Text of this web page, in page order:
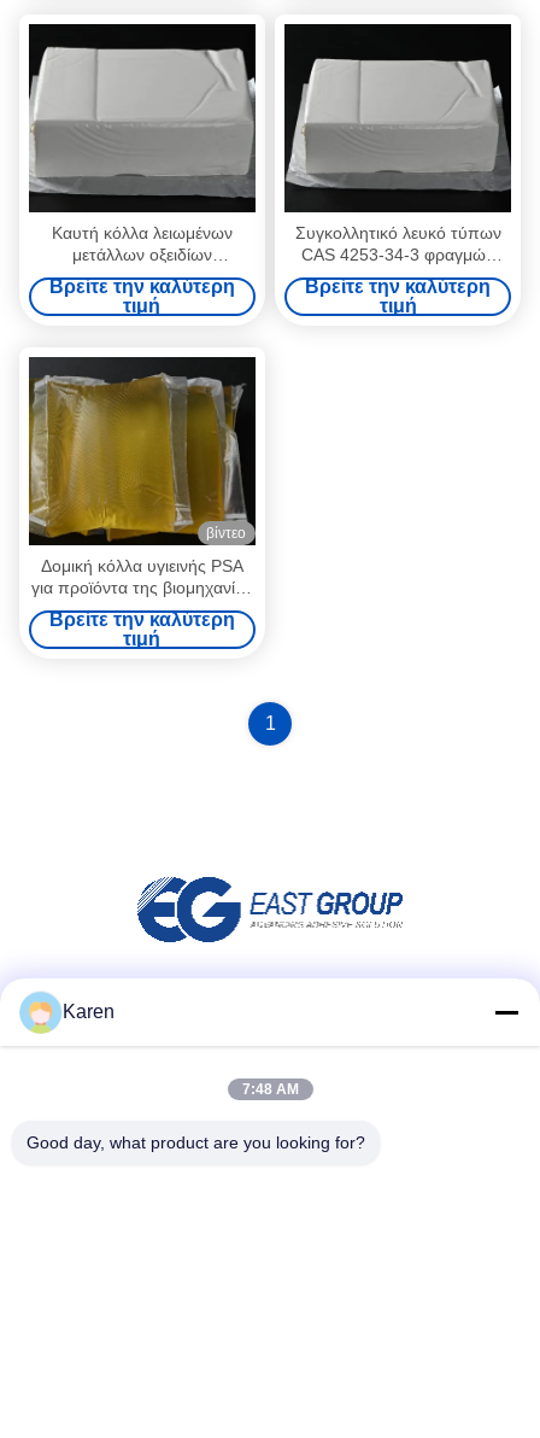
Καυτή κόλλα λειωμένων
μετάλλων οξειδίων
ψευδάργυρου για την πίεση
ταινιών - ευαίσθητη
συγκολλητική κόλλα
Βρείτε την καλύτερη
τιμή
Συγκολλητικό λευκό τύπων
CAS 4253-34-3 φραγμών
μαξιλαριών οξειδίων
ψευδάργυρου TPR
Βρείτε την καλύτερη
τιμή
βίντεο
Δομική κόλλα υγιεινής PSA
για προϊόντα της βιομηχανίας
υγιεινής Πάνες Σερβιέτες
Βρείτε την καλύτερη
τιμή
1
Karen
7:48 AM
Good day, what product are you looking for?